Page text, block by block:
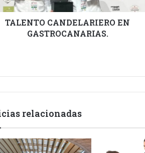
TALENTO CANDELARIERO EN
GASTROCANARIAS.
relacionadas